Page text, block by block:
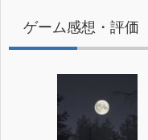
ゲーム感想・評価